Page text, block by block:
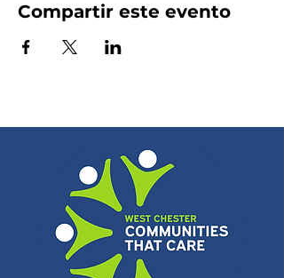
Compartir este evento